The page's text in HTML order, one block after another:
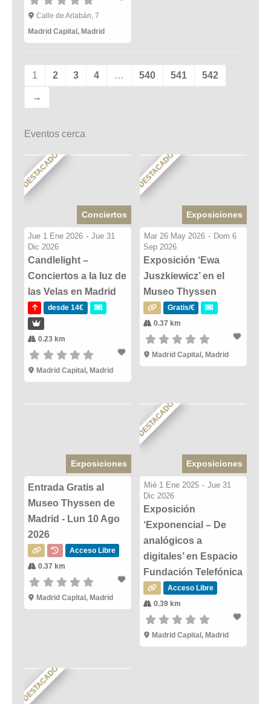
Calle de Arlabán, 7
Madrid Capital , Madrid
1 2 3 4 … 540 541 542
→
Eventos cerca
DESTACADO
Conciertos
Jue 1 Ene 2026 - Jue 31
Dic 2026
Candlelight –
Conciertos a la luz de
las Velas en Madrid
desde 14€
0.23 km
Madrid Capital, Madrid
DESTACADO
Exposiciones
Mar 26 May 2026 - Dom 6
Sep 2026
Exposición ‘Ewa
Juszkiewicz’ en el
Museo Thyssen
Gratis/€
0.37 km
Madrid Capital, Madrid
Exposiciones
Entrada Gratis al
Museo Thyssen de
Madrid - Lun 10 Ago
2026
Acceso Libre
0.37 km
Madrid Capital, Madrid
DESTACADO
Exposiciones
Mié 1 Ene 2025 - Jue 31
Dic 2026
Exposición
‘Exponencial – De
analógicos a
digitales’ en Espacio
Fundación Telefónica
Acceso Libre
0.39 km
Madrid Capital, Madrid
DESTACADO